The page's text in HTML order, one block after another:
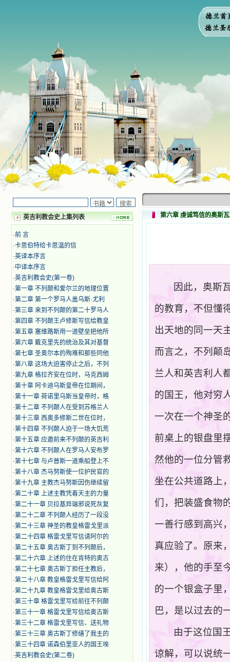
英吉利教会史上集列表
·前 言
·卡思伯特给卡思温的信
·英译本序言
·中译本序言
·英吉利教会史(第一卷)
·第一章 不列颠和爱尔兰的地理位置
·第二章 第一个罗马人盖乌斯·尤利
·第三章 来到不列颠的第二十罗马人
·第四章 不列颠王卢修斯写信给教皇
·第五章 塞维路斯用一道壁垒把他所
·第六章 戴克里先的统治及其对基督
·第七章 圣奥尔本的殉难和那些同他
·第八章 这场大迫害停止之后，不列
·第九章 格拉齐安在位时，马克西姆
·第十章 阿卡迪乌斯皇帝在位期间，
·第十一章 荷诺里乌斯当皇帝时，格
·第十二章 不列颠人在受到苏格兰人
·第十三章 西奥多修斯二世在位时，
·第十四章 不列颠人迫于一场大饥荒
·第十五章 应邀前来不列颠的英吉利
·第十六章 不列颠人在罗马人安布罗
·第十七章 与卢普斯一道乘船登上不
·第十八章 杰马努斯使一位护民官的
·第十九章 主教杰马努斯因伤继续留
·第二十章 上述主教凭着天主的力量
·第二十一章 贝拉基异端邪说死灰复
·第二十二章 不列颠人经历了一段没
·第二十三章 神圣的教皇格雷戈里派
·第二十四章 格雷戈里写信请阿尔的
·第二十五章 奥古斯丁到不列颠后，
·第二十六章 上述的住在肯特的奥古
·第二十七章 奥古斯丁担任主教后，
·第二十八章 教皇格雷戈里写信给阿
·第二十九章 教皇格雷戈里给奥古斯
·第三十章 格雷戈里写给前往不列颠
·第三十一章 格雷戈里写信给奥古斯
·第三十二章 格雷戈里写信、送礼物
·第三十三章 奥古斯丁修缮了我主的
·第三十四章 诺森伯里亚人的国王埃
·英吉利教会史(第二卷)
第六章 虔诚笃信的奥斯
因此，奥斯
的教育，不但懂
出天地的同一天
而言之，不列颠
兰人和英吉利人
的国王，他对穷
一次在一个神圣
前桌上的银盘里
然他的一位分管
坐在公共道路上
们，把装盛食物
一善行感到高兴
真应验了。原来
来），他的手至
的一个银盒子里
巴，是以过去的
由于这位国
谅解，可以说统